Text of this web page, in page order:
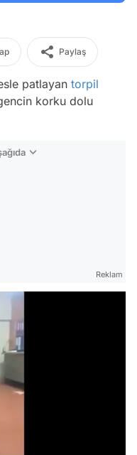
Paylaş
patlayan torpil
korku dolu
Reklam